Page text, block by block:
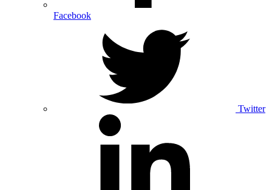
Facebook
Twitter